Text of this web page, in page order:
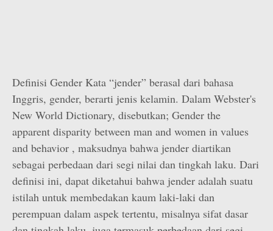
Definisi Gender Kata “jender” berasal dari bahasa
Inggris, gender, berarti jenis kelamin. Dalam Webster's
New World Dictionary, disebutkan; Gender the
apparent disparity between man and women in values
and behavior , maksudnya bahwa jender diartikan
sebagai perbedaan dari segi nilai dan tingkah laku. Dari
definisi ini, dapat diketahui bahwa jender adalah suatu
istilah untuk membedakan kaum laki-laki dan
perempuan dalam aspek tertentu, misalnya sifat dasar